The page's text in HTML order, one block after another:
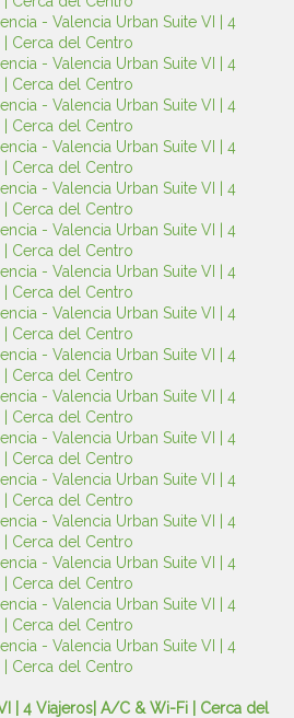
| 4 Viajeros| A/C & Wi-Fi | Cerca del